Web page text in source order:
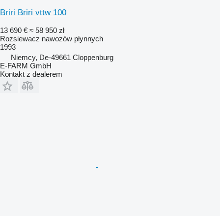
Briri Briri vttw 100
13 690 € ≈ 58 950 zł
Rozsiewacz nawozów płynnych
1993
Niemcy, De-49661 Cloppenburg
E-FARM GmbH
Kontakt z dealerem